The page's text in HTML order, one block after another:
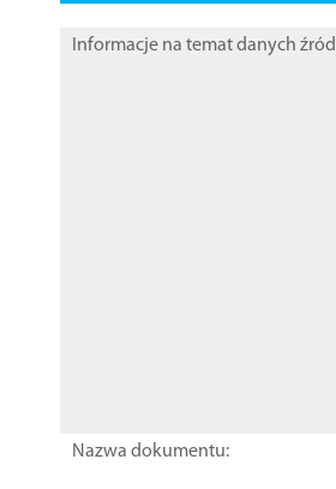
Informacje na temat danych
Nazwa dokumentu: